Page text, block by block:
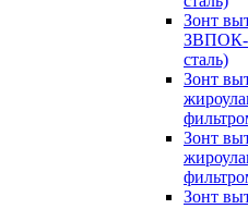
Зонт
ЗВПОК-
сталь)
Зонт
Зонт
Зонт